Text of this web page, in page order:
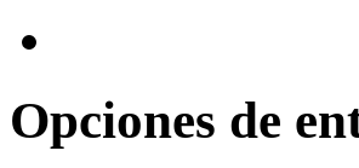
Opciones de